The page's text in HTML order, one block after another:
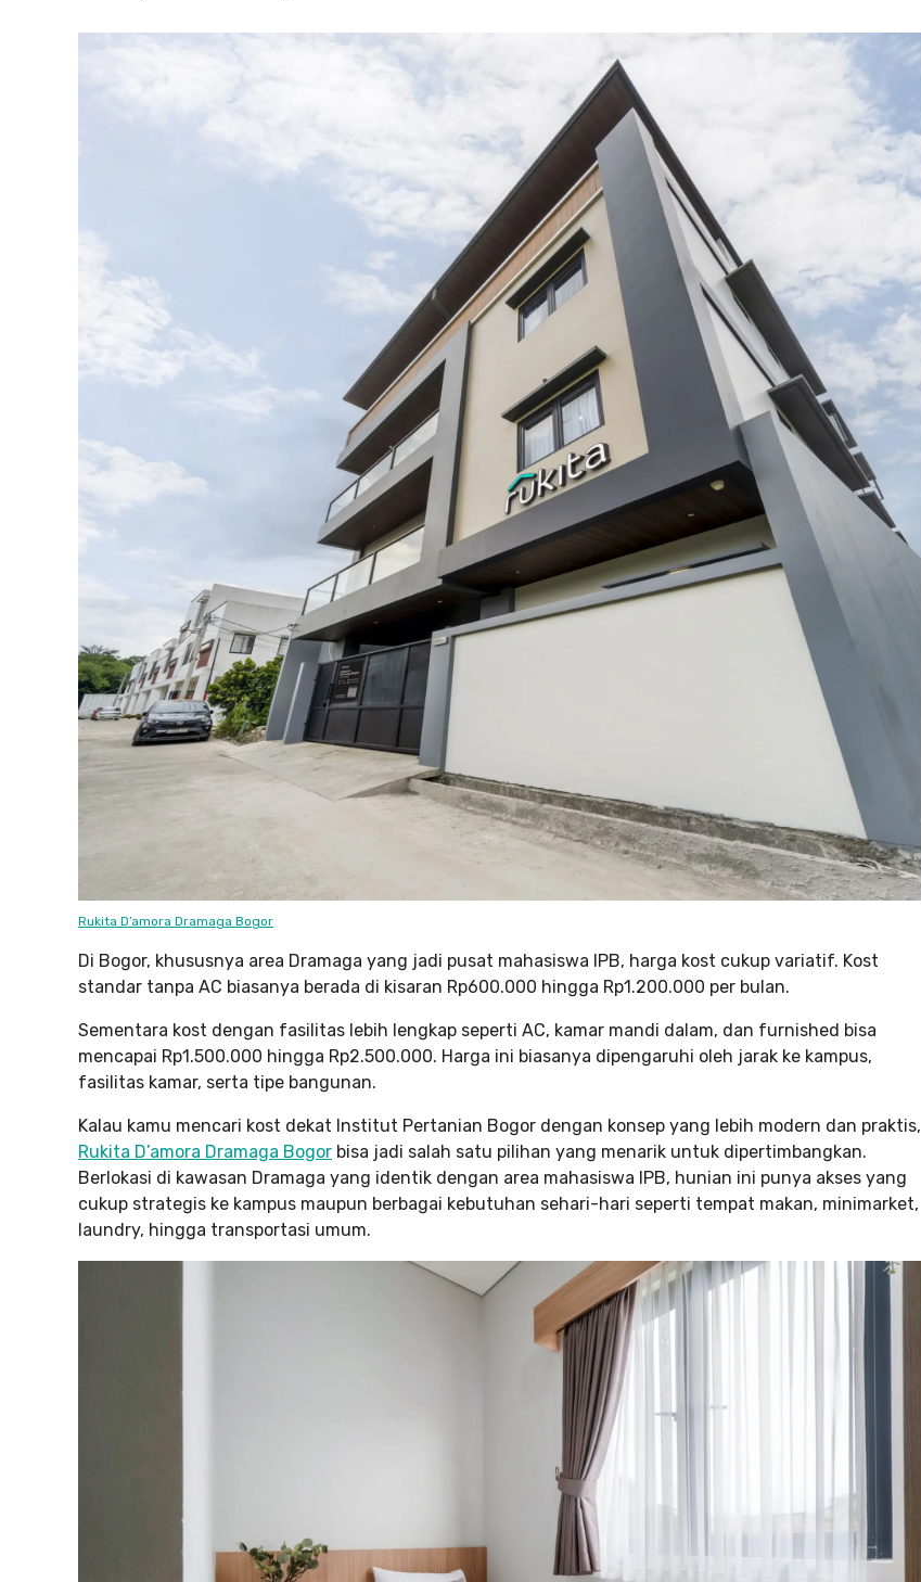
Rukita D’amora Dramaga Bogor
Di Bogor, khususnya area Dramaga yang jadi pusat mahasiswa IPB, harga kost cukup variatif. Kost
standar tanpa AC biasanya berada di kisaran Rp600.000 hingga Rp1.200.000 per bulan.
Sementara kost dengan fasilitas lebih lengkap seperti AC, kamar mandi dalam, dan furnished bisa
mencapai Rp1.500.000 hingga Rp2.500.000. Harga ini biasanya dipengaruhi oleh jarak ke kampus,
fasilitas kamar, serta tipe bangunan.
Kalau kamu mencari kost dekat Institut Pertanian Bogor dengan konsep yang lebih modern dan praktis,
Rukita D’amora Dramaga Bogor bisa jadi salah satu pilihan yang menarik untuk dipertimbangkan.
Berlokasi di kawasan Dramaga yang identik dengan area mahasiswa IPB, hunian ini punya akses yang
cukup strategis ke kampus maupun berbagai kebutuhan sehari-hari seperti tempat makan, minimarket,
laundry, hingga transportasi umum.